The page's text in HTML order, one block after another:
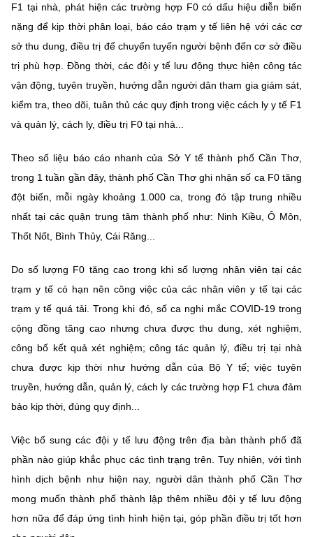
Điều khoản sử dụng Theo dõi MST: Góp ý
Cơ quan chủ quản: Bộ Khoa học và Công nghệ (MST)
Chịu trách nhiệm nội dung: Nguyễn Thị Hải Hằng
Giám đốc Trung tâm Truyền thông Khoa học và Công nghệ.
Liên hệ
Địa chỉ: Ban Biên tập Cổng TTĐT - 18 Nguyễn Du, TP. Hà Nội
©2026 Bản quyền thuộc Bộ Khoa Học và Công Nghệ
(Ghi rõ nguồn "https://mst.gov.vn" khi phát hành lại thông tin từ
website này)
F1 tại nhà, phát hiện các trường hợp F0 có dấu hiệu diễn biến
nặng để kịp thời phân loại, báo cáo trạm y tế liên hệ với các cơ
sở thu dung, điều trị để chuyển tuyến người bệnh đến cơ sở điều
trị phù hợp. Đồng thời, các đội y tế lưu động thực hiện công tác
vận động, tuyên truyền, hướng dẫn người dân tham gia giám sát,
kiểm tra, theo dõi, tuân thủ các quy định trong việc cách ly y tế F1
và quản lý, cách ly, điều trị F0 tại nhà...
Theo số liệu báo cáo nhanh của Sở Y tế thành phố Cần Thơ,
trong 1 tuần gần đây, thành phố Cần Thơ ghi nhận số ca F0 tăng
đột biến, mỗi ngày khoảng 1.000 ca, trong đó tập trung nhiều
nhất tại các quận trung tâm thành phố như: Ninh Kiều, Ô Môn,
Thốt Nốt, Bình Thủy, Cái Răng...
Do số lượng F0 tăng cao trong khi số lượng nhân viên tại các
trạm y tế có hạn nên công việc của các nhân viên y tế tại các
trạm y tế quá tải. Trong khi đó, số ca nghi mắc COVID-19 trong
cộng đồng tăng cao nhưng chưa được thu dung, xét nghiệm,
công bố kết quả xét nghiệm; công tác quản lý, điều trị tại nhà
chưa được kịp thời như hướng dẫn của Bộ Y tế; việc tuyên
truyền, hướng dẫn, quản lý, cách ly các trường hợp F1 chưa đảm
bảo kịp thời, đúng quy định...
Việc bổ sung các đội y tế lưu động trên địa bàn thành phố đã
phần nào giúp khắc phục các tình trạng trên. Tuy nhiên, với tình
hình dịch bệnh như hiện nay, người dân thành phố Cần Thơ
mong muốn thành phố thành lập thêm nhiều đội y tế lưu động
hơn nữa để đáp ứng tình hình hiện tại, góp phần điều trị tốt hơn